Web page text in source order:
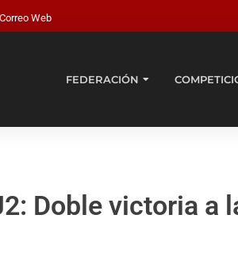
Correo Web
FEDERACIÓN
Doble victoria a